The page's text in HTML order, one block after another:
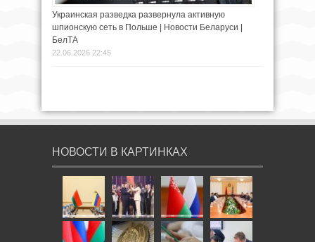
Украинская разведка развернула активную
шпионскую сеть в Польше | Новости Беларуси |
БелТА
22.06.2026 22:45
НОВОСТИ В КАРТИНКАХ